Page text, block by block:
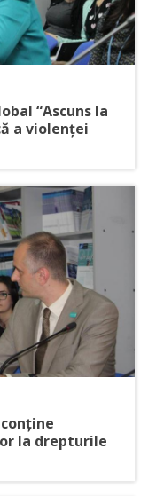
“Ascuns la
a violenței
la drepturile